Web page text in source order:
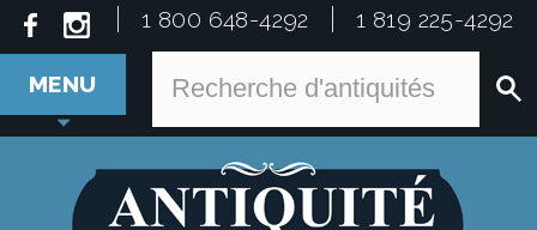
1 800 648-4292 1 819 225-4292
MENU